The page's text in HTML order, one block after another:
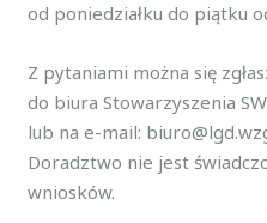
od poniedziałku do piątku
Z pytaniami można się
do biura Stowarzyszenia
lub na e-mail:
Doradztwo nie jest
wniosków.